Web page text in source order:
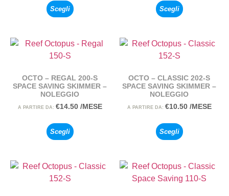
Scegli Scegli
OCTO – REGAL 200-S
SPACE SAVING SKIMMER –
NOLEGGIO
A PARTIRE DA: €14.50 /MESE
Scegli
OCTO – CLASSIC 202-S
SPACE SAVING SKIMMER –
NOLEGGIO
A PARTIRE DA: €10.50 /MESE
Scegli